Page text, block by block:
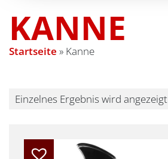
KANNE
Startseite » Kanne
Einzelnes Ergebnis wird angezeigt